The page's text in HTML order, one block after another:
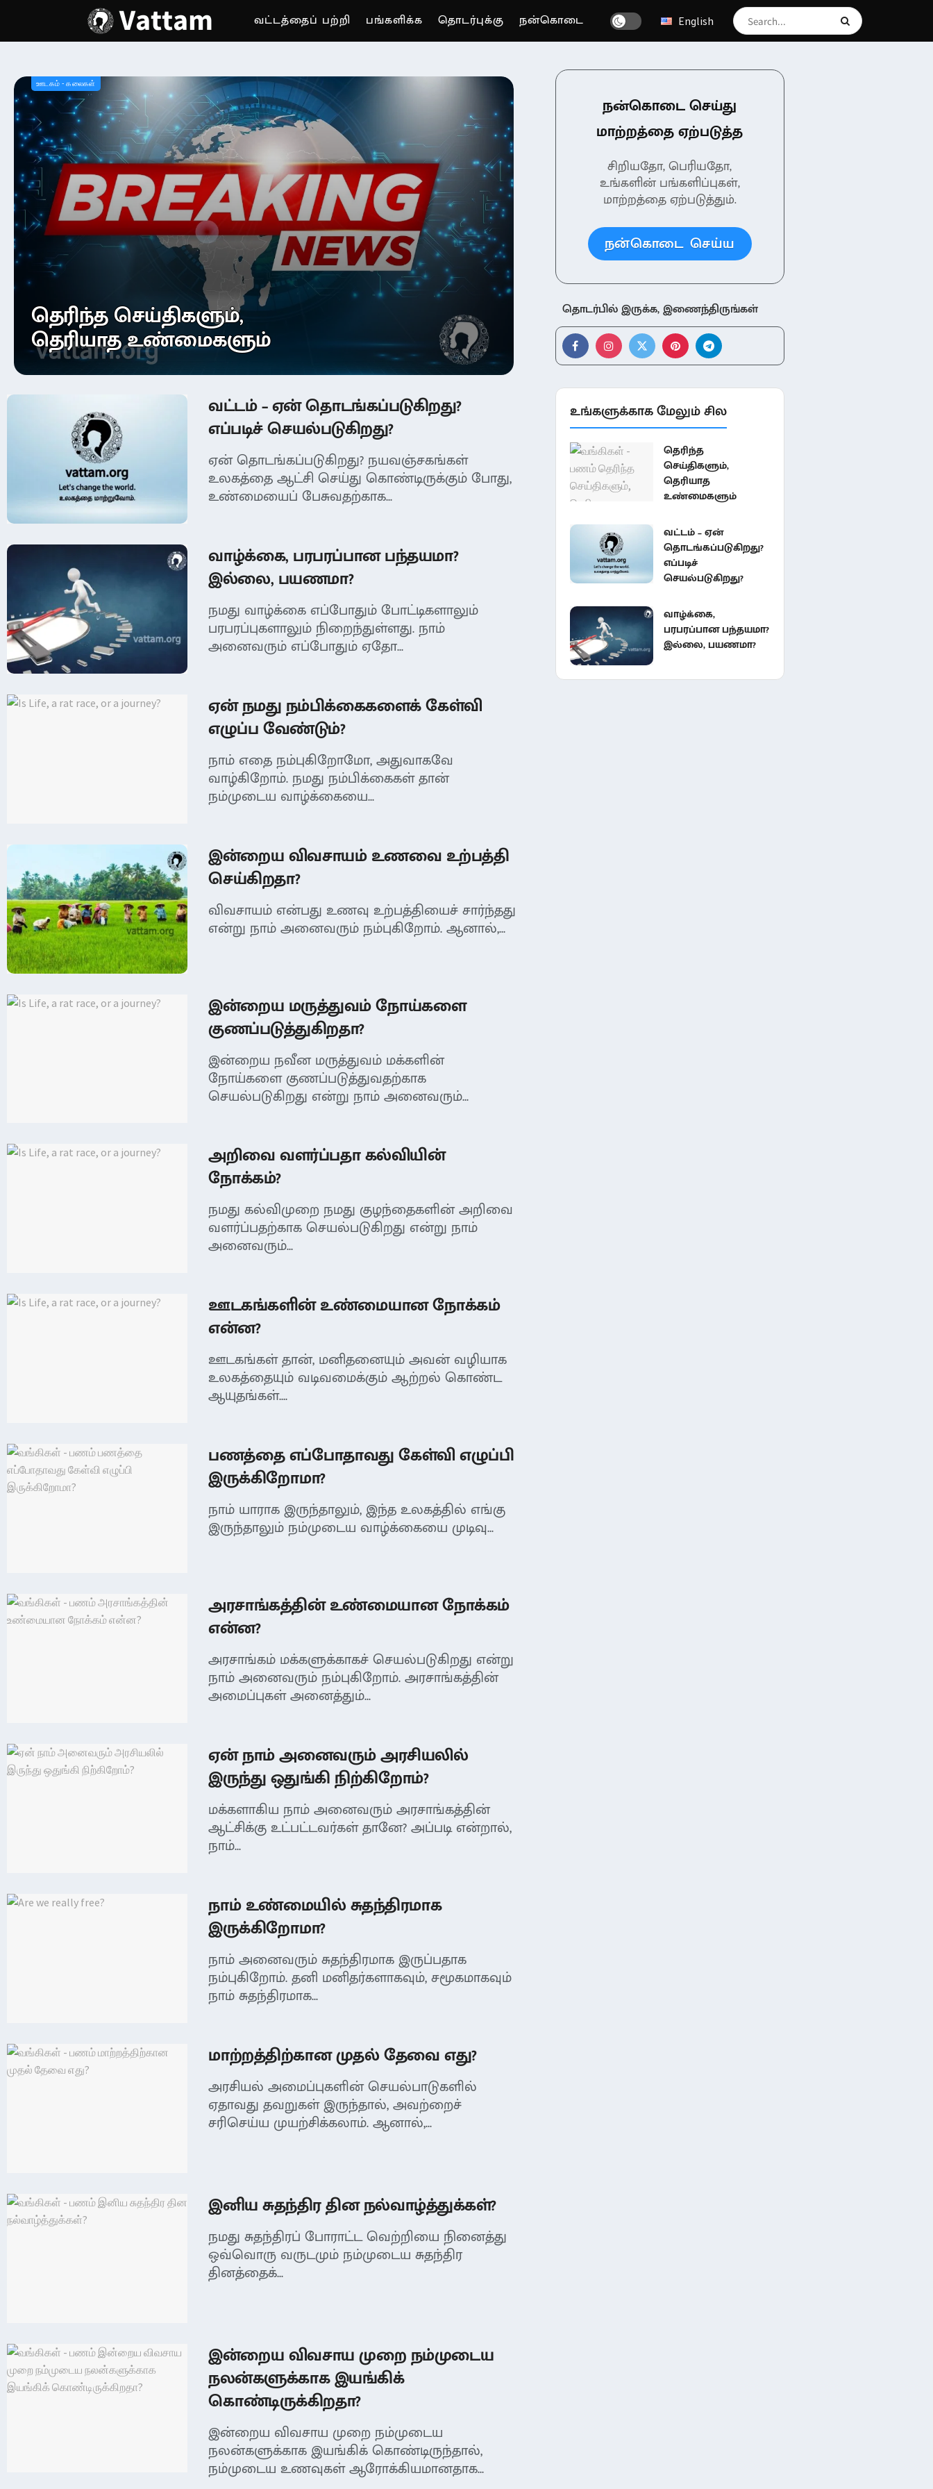
வட்டம் | உலகத்தை மாற்றுவோம்.
வட்டத்தைப் பற்றி பங்களிக்க தொடர்புக்கு நன்கொடை English
ஊடகம் - கலைகள்
தெரிந்த செய்திகளும்,
தெரியாத உண்மைகளும்
வட்டம் – ஏன் தொடங்கப்படுகிறது?
எப்படிச் செயல்படுகிறது?
ஏன் தொடங்கப்படுகிறது? நயவஞ்சகங்கள்
உலகத்தை ஆட்சி செய்து கொண்டிருக்கும் போது,
உண்மையைப் பேசுவதற்காக...
வாழ்க்கை, பரபரப்பான பந்தயமா?
இல்லை, பயணமா?
நமது வாழ்க்கை எப்போதும் போட்டிகளாலும்
பரபரப்புகளாலும் நிறைந்துள்ளது. நாம்
அனைவரும் எப்போதும் ஏதோ...
ஏன் நமது நம்பிக்கைகளைக் கேள்வி
எழுப்ப வேண்டும்?
நாம் எதை நம்புகிறோமோ, அதுவாகவே
வாழ்கிறோம். நமது நம்பிக்கைகள் தான்
நம்முடைய வாழ்க்கையை...
இன்றைய விவசாயம் உணவை உற்பத்தி
செய்கிறதா?
விவசாயம் என்பது உணவு உற்பத்தியைச் சார்ந்தது
என்று நாம் அனைவரும் நம்புகிறோம். ஆனால்,...
இன்றைய மருத்துவம் நோய்களை
குணப்படுத்துகிறதா?
இன்றைய நவீன மருத்துவம் மக்களின்
நோய்களை குணப்படுத்துவதற்காக
செயல்படுகிறது என்று நாம் அனைவரும்...
அறிவை வளர்ப்பதா கல்வியின்
நோக்கம்?
நமது கல்விமுறை நமது குழந்தைகளின் அறிவை
வளர்ப்பதற்காக செயல்படுகிறது என்று நாம்
அனைவரும்...
ஊடகங்களின் உண்மையான நோக்கம்
என்ன?
ஊடகங்கள் தான், மனிதனையும் அவன் வழியாக
உலகத்தையும் வடிவமைக்கும் ஆற்றல் கொண்ட
ஆயுதங்கள்....
பணத்தை எப்போதாவது கேள்வி எழுப்பி
இருக்கிறோமா?
நாம் யாராக இருந்தாலும், இந்த உலகத்தில் எங்கு
இருந்தாலும் நம்முடைய வாழ்க்கையை முடிவு...
அரசாங்கத்தின் உண்மையான நோக்கம்
என்ன?
அரசாங்கம் மக்களுக்காகச் செயல்படுகிறது என்று
நாம் அனைவரும் நம்புகிறோம். அரசாங்கத்தின்
அமைப்புகள் அனைத்தும்...
ஏன் நாம் அனைவரும் அரசியலில்
இருந்து ஒதுங்கி நிற்கிறோம்?
மக்களாகிய நாம் அனைவரும் அரசாங்கத்தின்
ஆட்சிக்கு உட்பட்டவர்கள் தானே? அப்படி என்றால்,
நாம்...
நாம் உண்மையில் சுதந்திரமாக
இருக்கிறோமா?
நாம் அனைவரும் சுதந்திரமாக இருப்பதாக
நம்புகிறோம். தனி மனிதர்களாகவும், சமூகமாகவும்
நாம் சுதந்திரமாக...
மாற்றத்திற்கான முதல் தேவை எது?
அரசியல் அமைப்புகளின் செயல்பாடுகளில்
ஏதாவது தவறுகள் இருந்தால், அவற்றைச்
சரிசெய்ய முயற்சிக்கலாம். ஆனால்,...
இனிய சுதந்திர தின நல்வாழ்த்துக்கள்?
நமது சுதந்திரப் போராட்ட வெற்றியை நினைத்து
ஒவ்வொரு வருடமும் நம்முடைய சுதந்திர
தினத்தைக்...
இன்றைய விவசாய முறை நம்முடைய
நலன்களுக்காக இயங்கிக்
கொண்டிருக்கிறதா?
இன்றைய விவசாய முறை நம்முடைய
நலன்களுக்காக இயங்கிக் கொண்டிருந்தால்,
நம்முடைய உணவுகள் ஆரோக்கியமானதாக...
நன்கொடை செய்து
மாற்றத்தை ஏற்படுத்த
சிறியதோ, பெரியதோ,
உங்களின் பங்களிப்புகள்,
மாற்றத்தை ஏற்படுத்தும்.
நன்கொடை செய்ய
தொடர்பில் இருக்க, இணைந்திருங்கள்
உங்களுக்காக மேலும் சில
தெரிந்த
செய்திகளும்,
தெரியாத
உண்மைகளும்
வட்டம் – ஏன்
தொடங்கப்படுகிறது?
எப்படிச்
செயல்படுகிறது?
வாழ்க்கை,
பரபரப்பான பந்தயமா?
இல்லை, பயணமா?